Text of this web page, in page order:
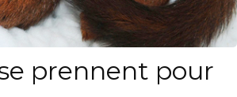
prennent pour